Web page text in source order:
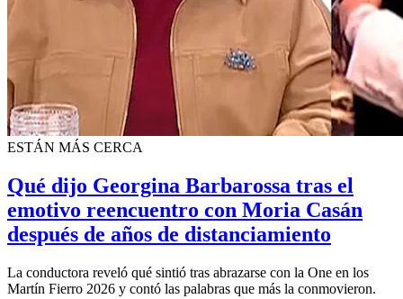
ESTÁN MÁS CERCA
Qué dijo Georgina Barbarossa tras el
emotivo reencuentro con Moria Casán
después de años de distanciamiento
La conductora reveló qué sintió tras abrazarse con la One en los
Martín Fierro 2026 y contó las palabras que más la conmovieron.